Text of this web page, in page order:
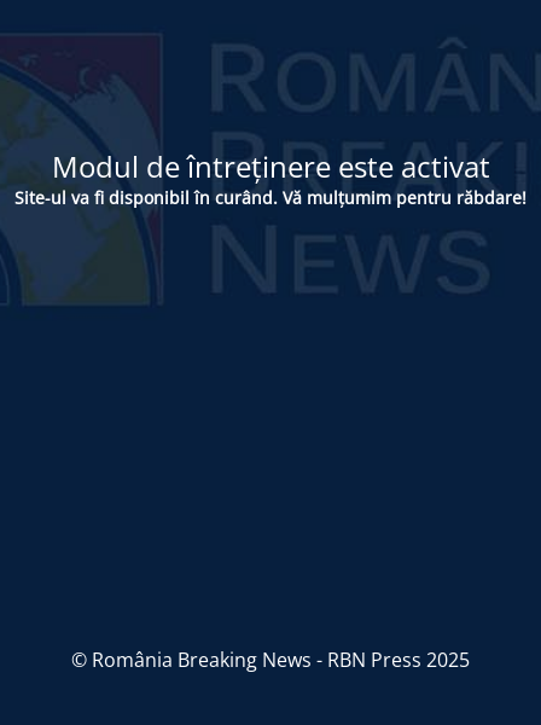
Modul de întreținere este activat
Site-ul va fi disponibil în curând. Vă mulțumim pentru răbdare!
© România Breaking News - RBN Press 2025